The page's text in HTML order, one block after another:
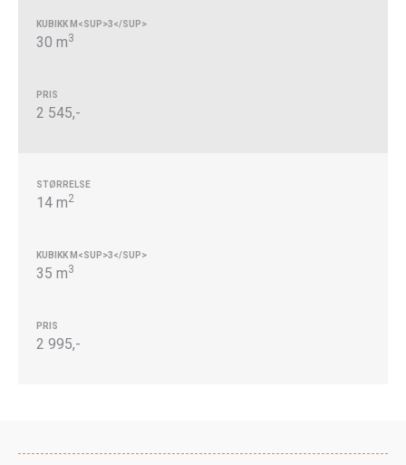
30 m3
2 545,-
14 m2
35 m3
2 995,-